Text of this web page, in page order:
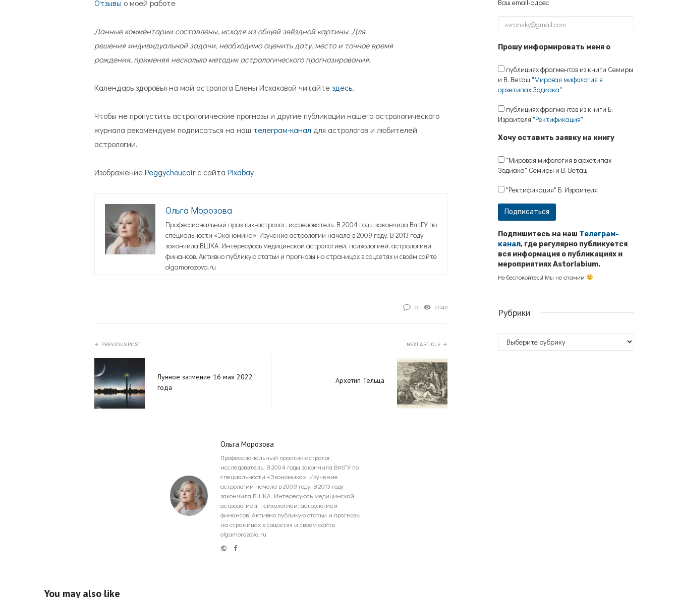
Отзывы о моей работе
Данные комментарии составлены, исходя из общей звёздной картины. Для
решения индивидуальной задачи, необходимо оценить дату, место и точное время
рождения, применяя несколько методик астрологического прогнозирования.
Календарь здоровья на май астролога Елены Исхаковой читайтездесь.
Чтобы не пропустить астрологические прогнозы и другие публикации нашего астрологического
журнала рекомендуем подписаться на наш телеграм-канал для астрологов и любителей
астрологии.
ИзображениеPeggychoucairс сайта Pixabay
Ольга Морозова
Профессиональный практик-астролог, исследователь. В 2004 годы закончила ВятГУ по
специальности «Экономика». Изучение астрологии начала в 2009 году. В 2013 году
закончила ВШКА. Интересуюсь медицинской астрологией, психологией, астрологией
финансов. Активно публикую статьи и прогнозы на страницах в соцсетях и своём сайте
olgamorozova.ru
0 2048
PREVIOUS POST
Лунное затмение 16 мая 2022
года
NEXT ARTICLE
Архетип Тельца
Ольга Морозова
Профессиональный практик-астролог,
исследователь. В 2004 годы закончила ВятГУ по
специальности «Экономика». Изучение
астрологии начала в 2009 году. В 2013 году
закончила ВШКА. Интересуюсь медицинской
астрологией, психологией, астрологией
финансов. Активно публикую статьи и прогнозы
на страницах в соцсетях и своём сайте
olgamorozova.ru
WebsiteFacebook
You may also like
Ваш email-адрес
Прошу информировать меня о
публициях фрагментов из книги Семиры
и В. Веташ "Мировая мифология в
архетипах Зодиака"
публициях фрагментов из книги Б.
Израителя "Ректификация"
Хочу оставить заявку на книгу
"Мировая мифология в архетипах
Зодиака" Семиры и В. Веташ
"Ректификация" Б. Израителя
Подпишитесь на наш Телеграм-
канал, где регулярно публикуется
вся информация о публикациях и
мероприятиях Astorlabium.
Не беспокойтесь! Мы не спамим
Рубрики
Рубрики